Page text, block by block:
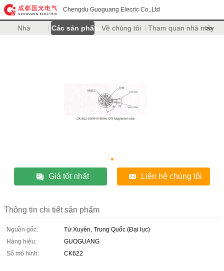
Chengdu Guoguang Elecric Co.,Ltd
Nhà Các sản phẩm Về chúng tôi Tham quan nhà máy
>>
Giá tốt nhất Liên hệ chúng tôi
Thông tin chi tiết sản phẩm
Nguồn gốc:
Tứ Xuyên, Trung Quốc (Đại lục)
Hàng hiệu:
GUOGUANG
Số mô hình:
CK622